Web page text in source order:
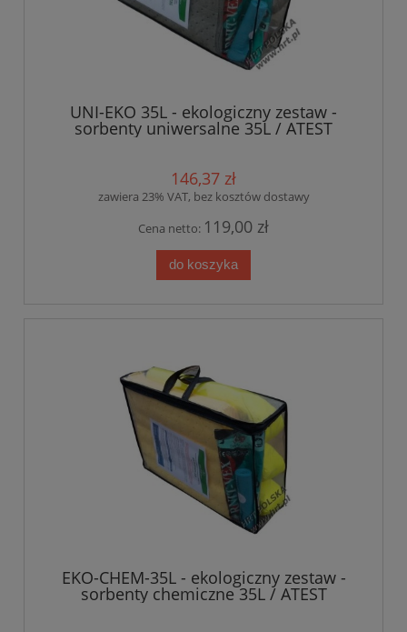
UNI-EKO 35L - ekologiczny zestaw -
sorbenty uniwersalne 35L / ATEST
146,37 zł
zawiera 23% VAT, bez kosztów dostawy
Cena netto: 119,00 zł
do koszyka
EKO-CHEM-35L - ekologiczny zestaw -
sorbenty chemiczne 35L / ATEST